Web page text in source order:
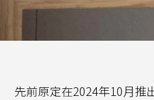
先前原定在2024年10月推